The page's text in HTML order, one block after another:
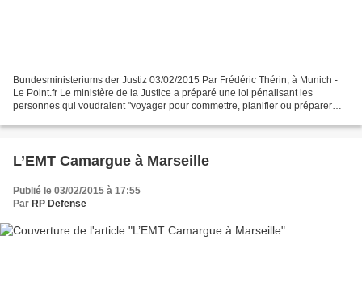
Bundesministeriums der Justiz 03/02/2015 Par Frédéric Thérin, à Munich -
Le Point.fr Le ministère de la Justice a préparé une loi pénalisant les
personnes qui voudraient "voyager pour commettre, planifier ou préparer
L’EMT Camargue à Marseille
Publié le 03/02/2015 à 17:55
Par RP Defense